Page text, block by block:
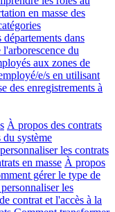
en masse des
dans
du
aux zones de
e/s en utilisant
des enregistrements à
À propos des contrats
système
les contrats
en masse À propos
gérer le type de
les
contrat et l'accès à la